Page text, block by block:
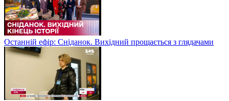
Останній ефір: Сніданок. Вихідний прощається з глядачами